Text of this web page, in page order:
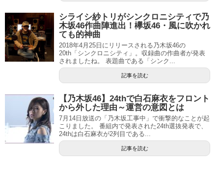
シライシ紗トリがシンクロニシティで乃
木坂46作曲陣進出！欅坂46・風に吹かれ
ても的神曲
2018年4月25日にリリースされる乃木坂46の
20th「シンクロニシティ」。収録曲の作曲者が発表
されましたね。 表題曲である「シンク...
記事を読む
【乃木坂46】24thで白石麻衣をフロント
から外した理由～運営の意図とは
7月14日放送の「乃木坂工事中」で衝撃的なことが起
こりました。 番組内で発表された24th選抜発表で、
24thは白石麻衣が2列目である...
記事を読む